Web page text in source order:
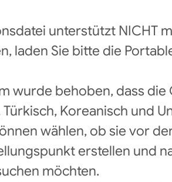
unterstützt NICHT
laden Sie bitte die
wurde behoben, dass
Türkisch, Koreanisch und
wählen, ob sie vor
erstellen und
möchten.